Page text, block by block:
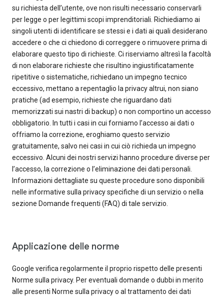
su richiesta dell’utente, ove non risulti necessario conservarli
per legge o per legittimi scopi imprenditoriali. Richiediamo ai
singoli utenti di identificare se stessi e i dati ai quali desiderano
accedere o che ci chiedono di correggere o rimuovere prima di
elaborare questo tipo di richieste. Ci riserviamo altresì la facoltà
di non elaborare richieste che risultino ingiustificatamente
ripetitive o sistematiche, richiedano un impegno tecnico
eccessivo, mettano a repentaglio la privacy altrui, non siano
pratiche (ad esempio, richieste che riguardano dati
memorizzati sui nastri di backup) o non comportino un accesso
obbligatorio. In tutti i casi in cui forniamo l’accesso ai dati o
offriamo la correzione, eroghiamo questo servizio
gratuitamente, salvo nei casi in cui ciò richieda un impegno
eccessivo. Alcuni dei nostri servizi hanno procedure diverse per
l’accesso, la correzione o l’eliminazione dei dati personali.
Informazioni dettagliate su queste procedure sono disponibili
nelle informative sulla privacy specifiche di un servizio o nella
sezione Domande frequenti (FAQ) di tale servizio.
Applicazione delle norme
Google verifica regolarmente il proprio rispetto delle presenti
Norme sulla privacy. Per eventuali domande o dubbi in merito
alle presenti Norme sulla privacy o al trattamento dei dati